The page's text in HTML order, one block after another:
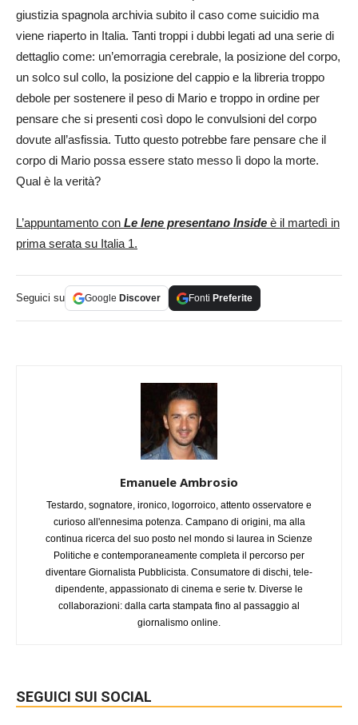
giustizia spagnola archivia subito il caso come suicidio ma
viene riaperto in Italia. Tanti troppi i dubbi legati ad una serie di
dettaglio come: un’emorragia cerebrale, la posizione del corpo,
un solco sul collo, la posizione del cappio e la libreria troppo
debole per sostenere il peso di Mario e troppo in ordine per
pensare che si presenti così dopo le convulsioni del corpo
dovute all’asfissia. Tutto questo potrebbe fare pensare che il
corpo di Mario possa essere stato messo lì dopo la morte.
Qual è la verità?
L’appuntamento con Le Iene presentano Inside è il martedì in
prima serata su Italia 1.
Seguici su Google Discover Fonti Preferite
Emanuele Ambrosio
Testardo, sognatore, ironico, logorroico, attento osservatore e
curioso all'ennesima potenza. Campano di origini, ma alla
continua ricerca del suo posto nel mondo si laurea in Scienze
Politiche e contemporaneamente completa il percorso per
diventare Giornalista Pubblicista. Consumatore di dischi, tele-
dipendente, appassionato di cinema e serie tv. Diverse le
collaborazioni: dalla carta stampata fino al passaggio al
giornalismo online.
SEGUICI SUI SOCIAL